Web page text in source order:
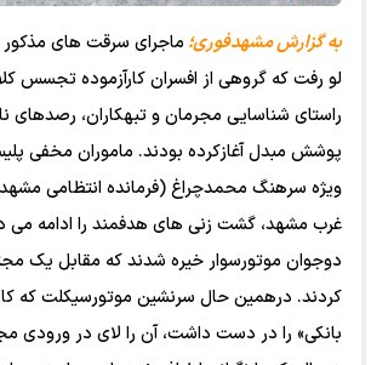
به گزارش مشهدفوری؛ ماجرای سرقت های
لو رفت که گروهی از افسران کارآزموده تجسس
راستای شناسایی مجرمان و تبهکاران، رصدهای
پوشش مبدل آغازکرده بودند. ماموران مخفی
ویژه سرهنگ محمدچراغ (فرمانده انتظامی
غرب مشهد، گشت زنی های هدفمند را ادامه می
دوجوان موتورسوار خیره شدند که مقابل یک
کردند. درهمین حال سرنشین موتورسیکلت که
بانکی» را در دست داشت، آن را لای در ورودی